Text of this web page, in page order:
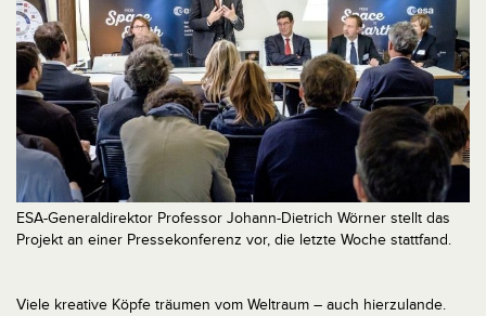
ESA-Generaldirektor Professor Johann-Dietrich Wörner stellt das
Projekt an einer Pressekonferenz vor, die letzte Woche stattfand.
Viele kreative Köpfe träumen vom Weltraum – auch hierzulande.